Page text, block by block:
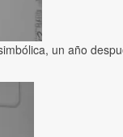
un año